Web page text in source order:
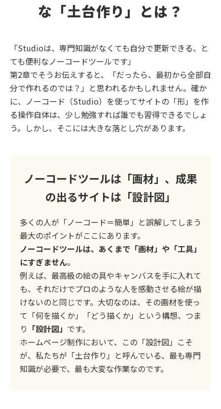
な「土台作り」とは？
「Studioは、専門知識がなくても自分で更新できる、と
ても便利なノーコードツールです」
第2章でそうお伝えすると、「だったら、最初から全部自
分で作れるのでは？」と思われるかもしれません。確か
に、ノーコード（Studio）を使ってサイトの「形」を作
る操作自体は、少し勉強すれば誰でも習得できるでしょ
う。しかし、そこには大きな落とし穴があります。
ノーコードツールは「画材」、成果
の出るサイトは「設計図」
多くの人が「ノーコード＝簡単」と誤解してしまう
最大のポイントがここにあります。
ノーコードツールは、あくまで「画材」や「工具」
にすぎません。
例えば、最高級の絵の具やキャンバスを手に入れて
も、それだけでプロのような人を感動させる絵が描
けないのと同じです。大切なのは、その画材を使っ
て「何を描くか」「どう描くか」という構想、つま
り 「設計図」 です。
ホームページ制作において、この「設計図」こそ
が、私たちが「土台作り」と呼んでいる、最も専門
知識が必要で、最も大変な作業なのです。